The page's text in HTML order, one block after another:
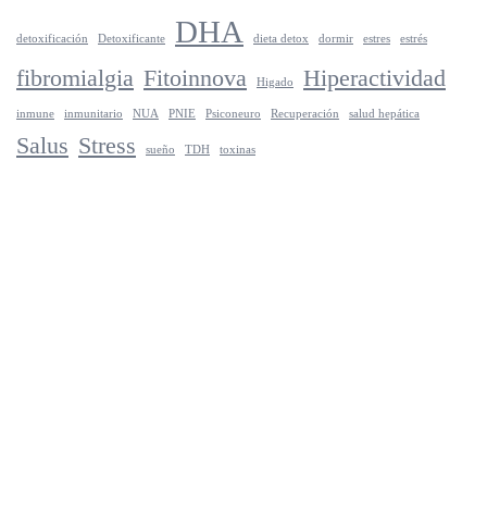
detoxificación Detoxificante DHA dieta detox dormir estres estrés
fibromialgia Fitoinnova Higado Hiperactividad
inmune inmunitario NUA PNIE Psiconeuro Recuperación salud hepática
Salus Stress sueño TDH toxinas